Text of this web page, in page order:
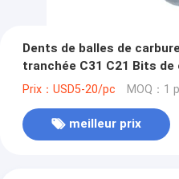
Dents de balles de
tranchée C31 C21 Bits
Prix：USD5-20/pc MOQ：1
meilleur prix